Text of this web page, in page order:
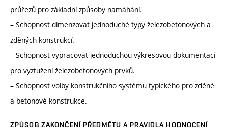
průřezů pro základní způsoby namáhání.
– Schopnost dimenzovat jednoduché typy železobetonových a
zděných konstrukcí.
– Schopnost vypracovat jednoduchou výkresovou dokumentaci
pro vyztužení železobetonových prvků.
– Schopnost volby konstrukčního systému typického pro zděné
a betonové konstrukce.
ZPŮSOB ZAKONČENÍ PŘEDMĚTU A PRAVIDLA HODNOCENÍ